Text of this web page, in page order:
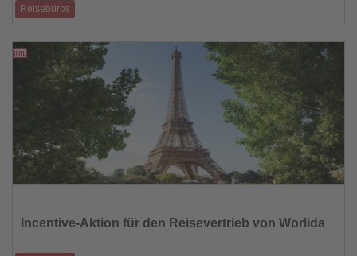
Reisebüros
20.05.2026
die
Nachrichten
Incentive-Aktion für den Reisevertrieb von Worlida